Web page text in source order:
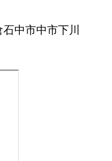
中市中市下川